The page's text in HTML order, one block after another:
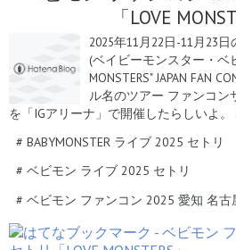
「LOVE
2025年11月22日-11月23日
(ベイビーモンスター・ベ
MONSTERS" JAPAN FAN
ル名のツアー ファンコ
を「IGアリーナ」で開催したらしいよ
# BABYMONSTER ライブ 2025 セトリ
# ベビモン ライブ 2025 セトリ
# ベビモン ファンコン 2025 愛知 名古